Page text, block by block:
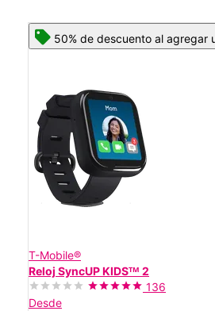
50% de descuento al agregar
T-Mobile®
Reloj SyncUP KIDSᵀᴹ 2
136
Desde